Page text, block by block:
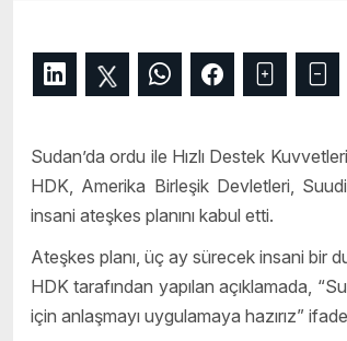
Sudan’da ordu ile Hızlı Destek
HDK, Amerika Birleşik Devletleri,
insani ateşkes planını kabul etti.
Ateşkes planı, üç ay sürecek insani bir
HDK tarafından yapılan açıklamada,
için anlaşmayı uygulamaya hazırız”